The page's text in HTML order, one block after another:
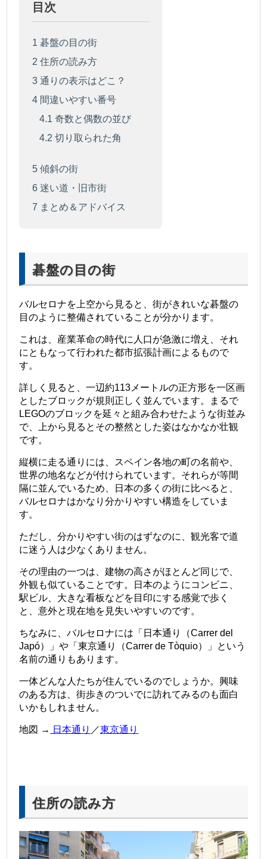
目次
1 碁盤の目の街
2 住所の読み方
3 通りの表示はどこ？
4 間違いやすい番号
4.1 奇数と偶数の並び
4.2 切り取られた角
5 傾斜の街
6 迷い道・旧市街
7 まとめ＆アドバイス
碁盤の目の街
バルセロナを上空から見ると、街がきれいな碁盤の
目のように整備されていることが分かります。
これは、産業革命の時代に人口が急激に増え、それ
にともなって行われた都市拡張計画によるもので
す。
詳しく見ると、一辺約113メートルの正方形を一区画
としたブロックが規則正しく並んでいます。まるで
LEGOのブロックを延々と組み合わせたような街並み
で、上から見るとその整然とした姿はなかなか壮観
です。
縦横に走る通りには、スペイン各地の町の名前や、
世界の地名などが付けられています。それらが等間
隔に並んでいるため、日本の多くの街に比べると、
バルセロナはかなり分かりやすい構造をしていま
す。
ただし、分かりやすい街のはずなのに、観光客で道
に迷う人は少なくありません。
その理由の一つは、建物の高さがほとんど同じで、
外観も似ていることです。日本のようにコンビニ、
駅ビル、大きな看板などを目印にする感覚で歩く
と、意外と現在地を見失いやすいのです。
ちなみに、バルセロナには「日本通り（Carrer del
Japó）」や「東京通り（Carrer de Tòquio）」という
名前の通りもあります。
一体どんな人たちが住んでいるのでしょうか。興味
のある方は、街歩きのついでに訪れてみるのも面白
いかもしれません。
地図 → 日本通り ／東京通り
住所の読み方